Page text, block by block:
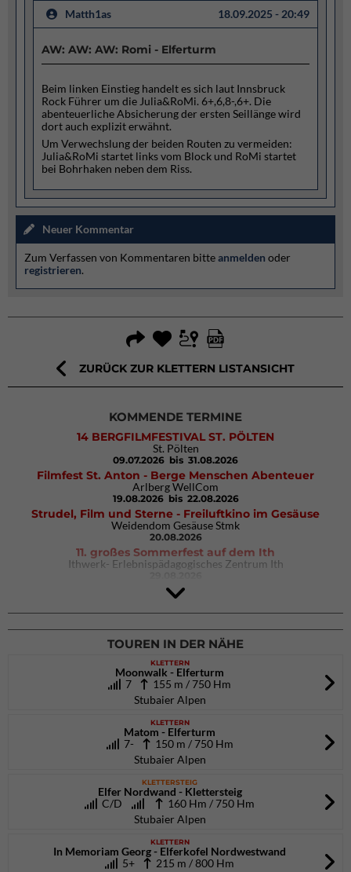
Matth1as 18.09.2025 - 20:49
AW: AW: AW: Romi - Elferturm
Beim linken Einstieg handelt es sich laut Innsbruck
Rock Führer um die Julia&RoMi. 6+,6,8-,6+. Die
abenteuerliche Absicherung der ersten Seillänge wird
dort auch explizit erwähnt.
Um Verwechslung der beiden Routen zu vermeiden:
Julia&RoMi startet links vom Block und RoMi startet
bei Bohrhaken neben dem Riss.
Neuer Kommentar
Zum Verfassen von Kommentaren bitteanmelden oder
registrieren.
ZURÜCK ZUR KLETTERN LISTANSICHT
KOMMENDE TERMINE
14 BERGFILMFESTIVAL ST. PÖLTEN
St. Pölten
09.07.2026 bis 31.08.2026
Filmfest St. Anton - Berge Menschen Abenteuer
Arlberg WellCom
19.08.2026 bis 22.08.2026
Strudel, Film und Sterne - Freiluftkino im Gesäuse
Weidendom Gesäuse Stmk
20.08.2026
11. großes Sommerfest auf dem Ith
Ithwerk- Erlebnispädagogisches Zentrum Ith
4Blocs KIDS 2026
DAV Kletter- & Boulderzentrum München Süd (Thalkirchen)
26.09.2026
TOUREN IN DER NÄHE
KLETTERN
Moonwalk - Elferturm
7
155 m / 750 Hm
Stubaier Alpen
KLETTERN
Matom - Elferturm
7- 150 m / 750 Hm
Stubaier Alpen
KLETTERSTEIG
Elfer Nordwand - Klettersteig
C/D
160 Hm / 750 Hm
Stubaier Alpen
KLETTERN
In Memoriam Georg - Elferkofel Nordwestwand
5+
215 m / 800 Hm